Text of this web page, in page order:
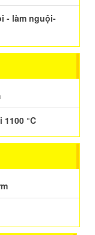
- làm nguội-
°C